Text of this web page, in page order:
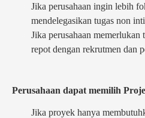
Jika perusahaan ingin lebih
mendelegasikan tugas non
Jika perusahaan
repot dengan rekrutmen dan
Perusahaan dapat memilih
Jika proyek hanya